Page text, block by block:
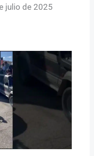
julio de 2025